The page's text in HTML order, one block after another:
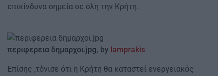
επικίνδυνα σημεία σε όλη την Κρήτη.
περιφερεια δημαρχοι.jpg, by lamprakis
Επίσης ,τόνισε ότι η Κρήτη θα καταστεί ενεργειακός